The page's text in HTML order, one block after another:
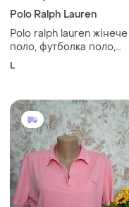
Polo Ralph Lauren
Polo ralph lauren жінече
поло, футболка поло,
футболка
L